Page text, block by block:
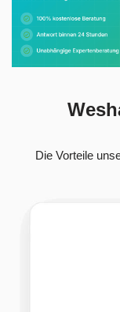
Die Vorteile